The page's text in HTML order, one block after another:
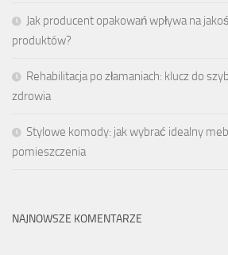
Jak producent opakowań wpływa na
produktów?
Rehabilitacja po złamaniach: klucz do
zdrowia
Stylowe komody: jak wybrać idealny
pomieszczenia
NAJNOWSZE KOMENTARZE